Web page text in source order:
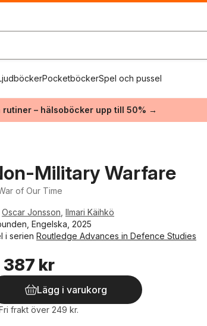
PocketböckerSpel och pussel
rutiner – hälsoböcker upp till 50% →
Military Warfare
of Our Time
Oscar Jonsson Ilmari Käihkö
Engelska, 2025
i serien Routledge Advances in Defence Studies
387 kr
Lägg i varukorg
frakt över 249 kr.